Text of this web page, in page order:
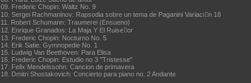
09. Frederic Chopin: Waltz No. 9
10. Sergei Rachmaninov: Rapsodia sobre un tema de Paganini Variaciَn 18
11. Robert Schumann: Traumerei (Ensueno)
12. Enrique Granados: La Maja Y El Ruiseٌor
13. Frederic Chopin: Nocturno No. 5
14. Erik Satie: Gymnopedie No. 1
15. Ludwig Van Beethoven: Para Elisa
16. Frederic Chopin: Estudio no 3 "Tristesse"
17. Felix Mendelssohn: Cancion de primavera
18. Dmitri Shostakovich: Concierto para piano no. 2 Andante